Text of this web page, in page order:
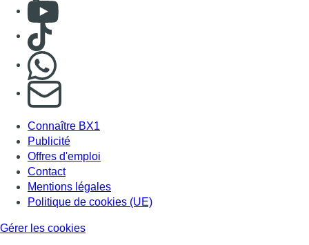
Consulter Youtube
Consulter TikTok
S'abonner à notre newsletter
Connaître BX1
Publicité
Offres d'emploi
Contact
Mentions légales
Politique de cookies (UE)
Gérer les cookies